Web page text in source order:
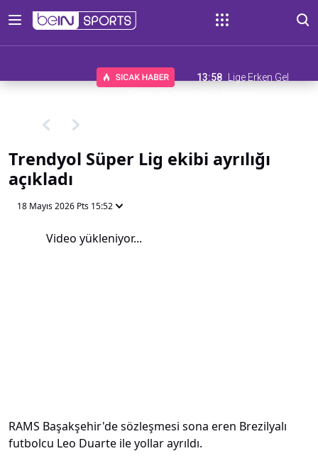
13:58
Lige Erken Gel
Trendyol Süper Lig ekibi ayrılığı
açıkladı
18 Mayıs 2026 Pts 15:52
Video yükleniyor...
RAMS Başakşehir'de sözleşmesi sona eren Brezilyalı
futbolcu Leo Duarte ile yollar ayrıldı.